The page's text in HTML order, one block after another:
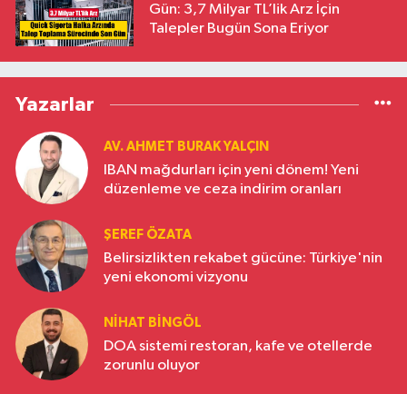
Gün: 3,7 Milyar TL’lik Arz İçin
Talepler Bugün Sona Eriyor
Yazarlar
AV. AHMET BURAK YALÇIN
IBAN mağdurları için yeni dönem! Yeni
düzenleme ve ceza indirim oranları
ŞEREF ÖZATA
Belirsizlikten rekabet gücüne: Türkiye'nin
yeni ekonomi vizyonu
NIHAT BINGÖL
DOA sistemi restoran, kafe ve otellerde
zorunlu oluyor